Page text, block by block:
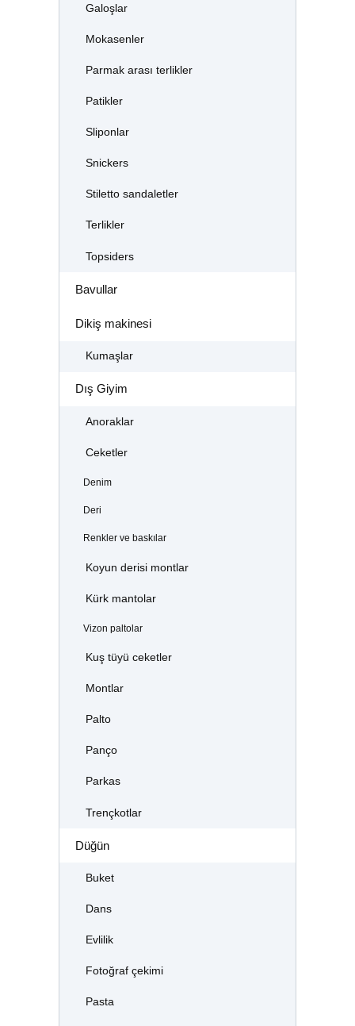
Galoşlar
Mokasenler
Parmak arası terlikler
Patikler
Sliponlar
Snickers
Stiletto sandaletler
Terlikler
Topsiders
Bavullar
Dikiş makinesi
Kumaşlar
Dış Giyim
Anoraklar
Ceketler
Denim
Deri
Renkler ve baskılar
Koyun derisi montlar
Kürk mantolar
Vizon paltolar
Kuş tüyü ceketler
Montlar
Palto
Panço
Parkas
Trençkotlar
Düğün
Buket
Dans
Evlilik
Fotoğraf çekimi
Pasta